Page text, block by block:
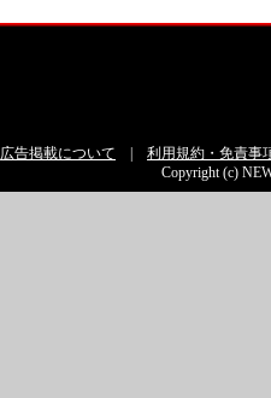
広告掲載について
利用規約・免責事
Copyright (c)